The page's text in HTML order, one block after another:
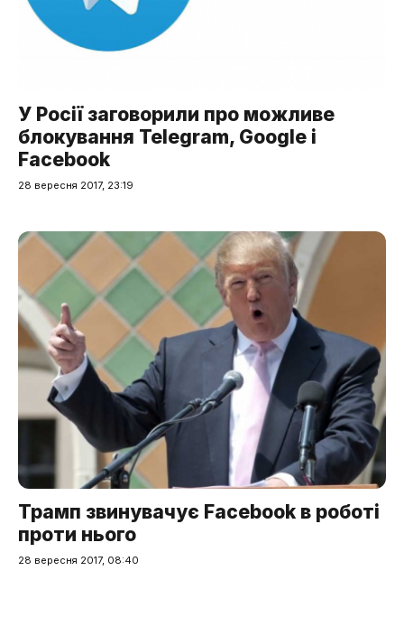
У Росії заговорили про можливе
блокування Telegram, Google і
Facebook
28 вересня 2017, 23:19
Трамп звинувачує Facebook в роботі
проти нього
28 вересня 2017, 08:40